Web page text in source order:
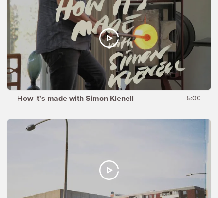
How it's made with Simon Klenell 5:00